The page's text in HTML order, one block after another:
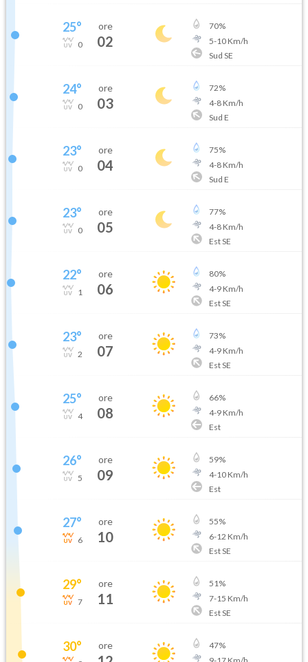
25°
0
ore
02
70%
5-10Km/h
Sud SE
24°
0
ore
03
72%
4-8Km/h
Sud E
23°
0
ore
04
75%
4-8Km/h
Sud E
23°
0
ore
05
77%
4-8Km/h
Est SE
22°
1
ore
06
80%
4-9Km/h
Est SE
23°
2
ore
07
73%
4-9Km/h
Est SE
25°
4
ore
08
66%
4-9Km/h
Est
26°
5
ore
09
59%
4-10Km/h
Est
27°
6
ore
10
55%
6-12 Km/h
Est SE
29°
7
ore
11
51%
7-15 Km/h
Est SE
30° ore 47%